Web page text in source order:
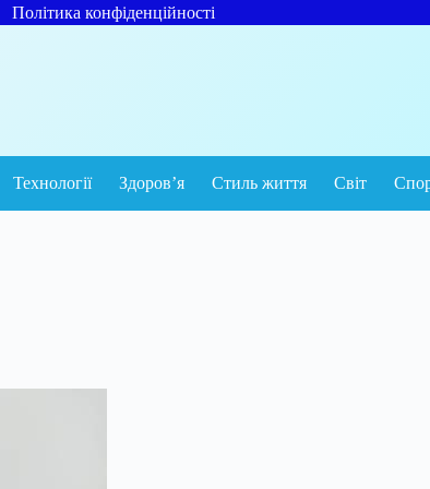
Політика конфіденційності
Технології Здоров’я Стиль життя Світ